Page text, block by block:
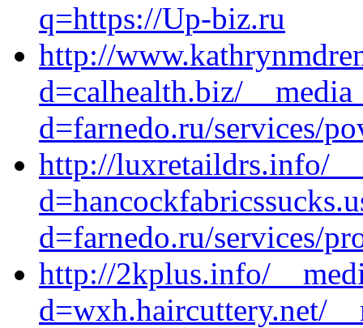
q=https://Up-biz.ru
http://
d=calhealth.biz/
d=farnedo.ru/services/
http://luxretaildrs.info/
d=farnedo.ru/services/
http://2kplus.info/
d=wxh.haircuttery.net/